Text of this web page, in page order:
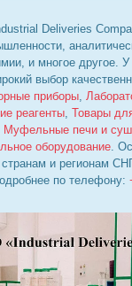
Deliveries
и многое другое. У
выбор
приборы,
реагенты, Товары
Муфельные печи и
оборудование.
и регионам
по телефону: